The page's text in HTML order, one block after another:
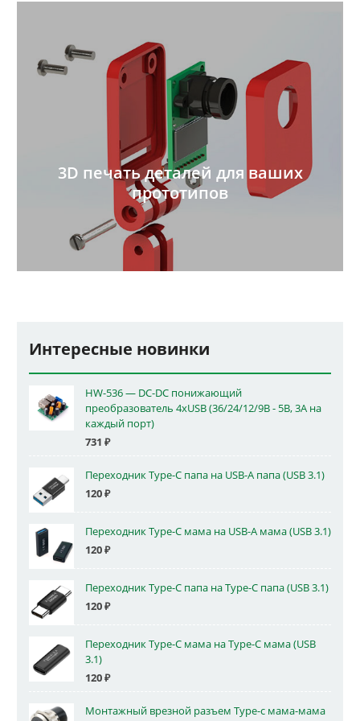
3D печать деталей для ваших
прототипов
Интересные новинки
HW-536 — DC-DC понижающий
преобразователь 4xUSB (36/24/12/9В - 5В, 3А на
каждый порт)
731 ₽
Переходник Type-C папа на USB-A папа (USB 3.1)
120₽
Переходник Type-C мама на USB-A мама (USB 3.1)
120₽
Переходник Type-C папа на Type-C папа (USB 3.1)
120₽
Переходник Type-C мама на Type-C мама (USB
3.1)
120₽
Монтажный врезной разъем Type-c мама-мама